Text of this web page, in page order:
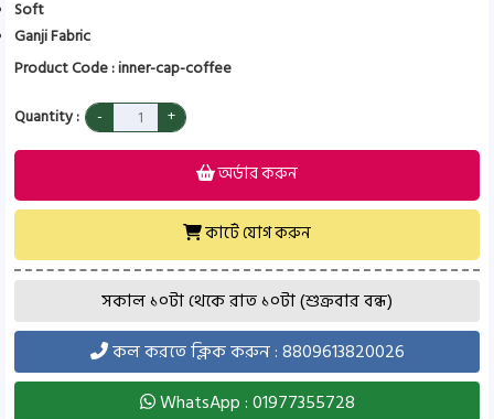
Soft
Ganji Fabric
Product Code : inner-cap-coffee
Quantity :
অর্ডার করুন
কার্টে যোগ করুন
সকাল ১০টা থেকে রাত ১০টা (শুক্রবার বন্ধ)
কল করতে ক্লিক করুন : 8809613820026
WhatsApp : 01977355728